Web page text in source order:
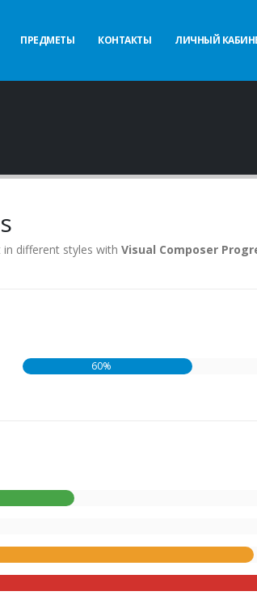
ПРЕДМЕТЫ КОНТАКТЫ ЛИЧНЫЙ
different styles with Visual Composer
60%